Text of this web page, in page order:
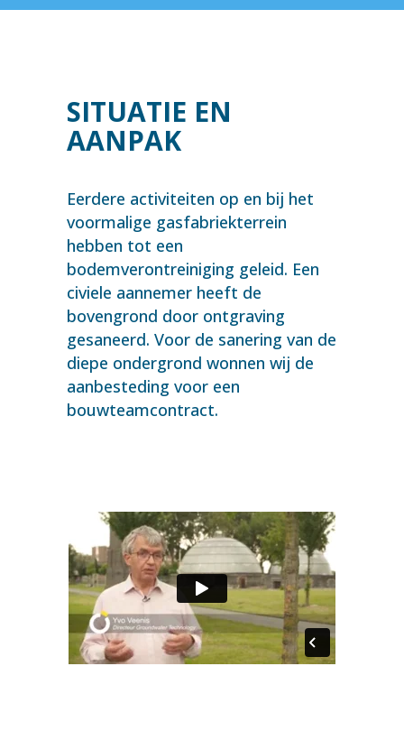
SITUATIE EN
AANPAK
Eerdere activiteiten op en bij het
voormalige gasfabriekterrein
hebben tot een
bodemverontreiniging geleid. Een
civiele aannemer heeft de
bovengrond door ontgraving
gesaneerd. Voor de sanering van de
diepe ondergrond wonnen wij de
aanbesteding voor een
bouwteamcontract.